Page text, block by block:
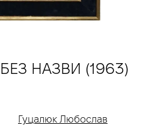
БЕЗ НАЗВИ (1963)
Гуцалюк Любослав